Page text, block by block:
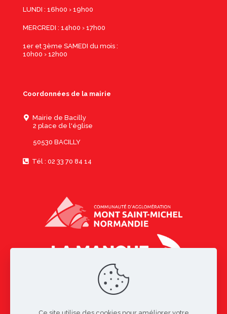
LUNDI : 16h00 › 19h00
MERCREDI : 14h00 › 17h00
1er et 3ème SAMEDI du mois :
10h00 › 12h00
Coordonnées de la mairie
Mairie de Bacilly
2 place de l'église
50530 BACILLY
Tél : 02 33 70 84 14